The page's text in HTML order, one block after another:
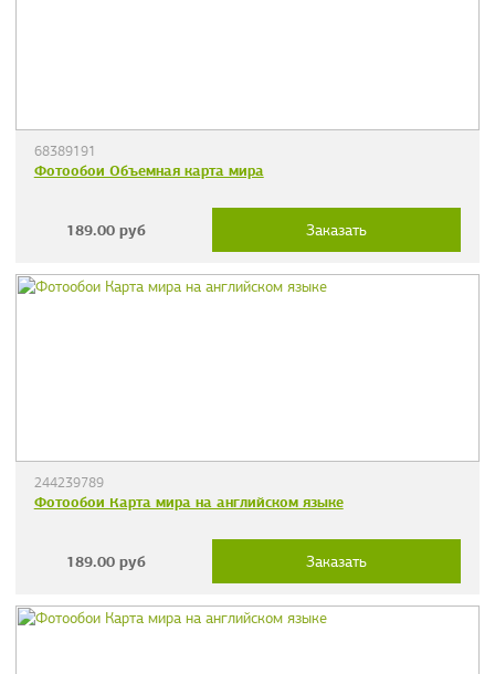
68389191
Фотообои Объемная карта мира
189.00 руб Заказать
244239789
Фотообои Карта мира на английском языке
189.00 руб Заказать